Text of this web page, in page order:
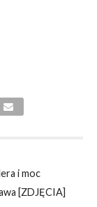
i moc
[ZDJĘCIA]